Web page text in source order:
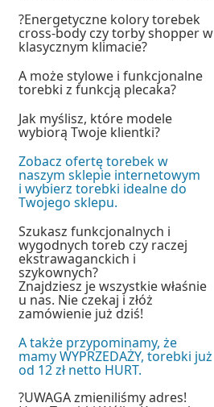
?Energetyczne kolory torebek
cross-body czy torby shopper w
klasycznym klimacie?
A może stylowe i funkcjonalne
torebki z funkcją plecaka?
Jak myślisz, które modele
wybiorą Twoje klientki?
Zobacz ofertę torebek w
naszym sklepie internetowym
i wybierz torebki idealne do
Twojego sklepu.
Szukasz funkcjonalnych i
wygodnych toreb czy raczej
ekstrawaganckich i
szykownych?
Znajdziesz je wszystkie właśnie
u nas. Nie czekaj i złóż
zamówienie już dziś!
A także przypominamy, że
mamy WYPRZEDAŻY, torebki już
od 12 zł netto HURT.
?UWAGA zmieniliśmy adres!